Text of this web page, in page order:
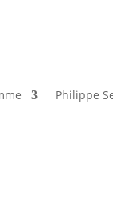
Philippe